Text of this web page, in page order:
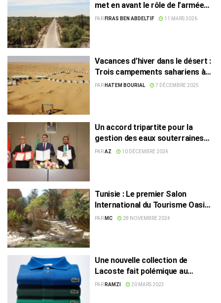
met en avant le rôle de l’armée
dans la transformation du désert
PAR FIRAS BEN ABDELTIF 11 MARS 2026
Vacances d’hiver dans le désert :
Trois campements sahariens à
Tembaïne
PAR HATEM BOURIAL 7 DÉCEMBRE 2025
Un accord tripartite pour la
gestion des eaux souterraines
du Sahara
PARAZ 10 DÉCEMBRE 2024
Tunisie : Le premier Salon
International du Tourisme Oasien
et Saharien se tiendra à Tozeur
PAR MC 28 NOVEMBRE 2024
Une nouvelle collection de
Lacoste fait polémique au
Maroc !
PAR RAMZI 20 MARS 2023